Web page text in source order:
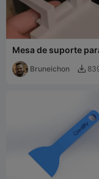
Mesa de suporte
(K1/K1Max/K1C)
Bruneichon 